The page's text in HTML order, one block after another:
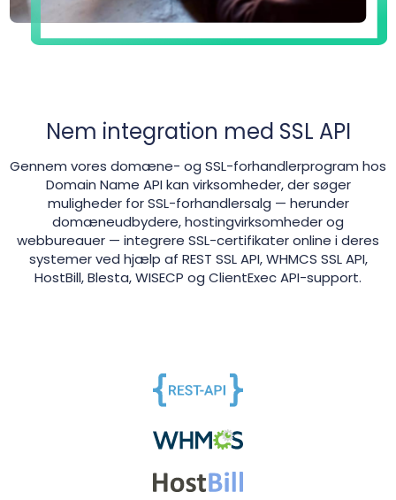
Nem integration med SSL API
Gennem vores domæne- og SSL-forhandlerprogram hos
Domain Name API kan virksomheder, der søger
muligheder for SSL-forhandlersalg — herunder
domæneudbydere, hostingvirksomheder og
webbureauer — integrere SSL-certifikater online i deres
systemer ved hjælp af REST SSL API, WHMCS SSL API,
HostBill, Blesta, WISECP og ClientExec API-support.